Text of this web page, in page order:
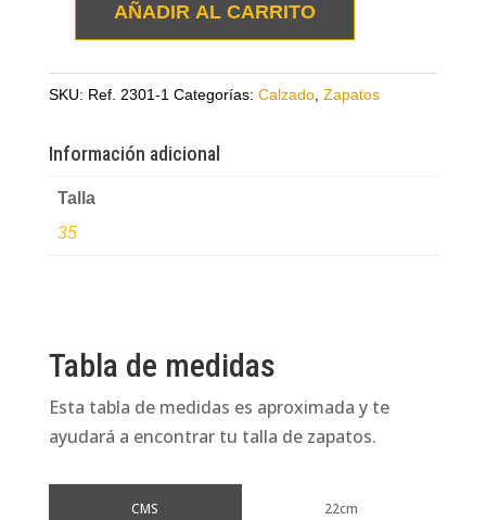
Zapatos
en
con
hebilla
cantidad
AÑADIR AL CARRITO
SKU: Ref. 2301-1 Categorías: Calzado, Zapatos
Información adicional
Talla
35
Tabla de medidas
Esta tabla de medidas es aproximada y te
ayudará a encontrar tu talla de zapatos.
CMS 22cm